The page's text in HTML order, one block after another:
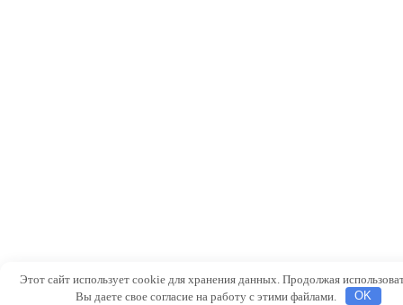
Этот сайт использует cookie для хранения данных. Продолжая
Вы даете свое согласие на работу с этими файлами.
OK